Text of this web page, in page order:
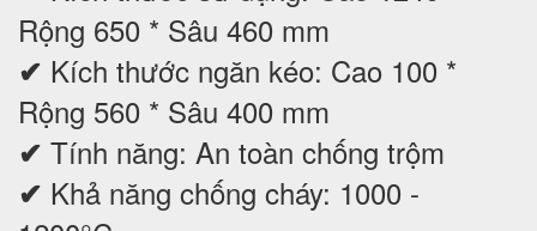
Rộng 650 * Sâu 460 mm
✔ Kích thước ngăn kéo: Cao 100 *
Rộng 560 * Sâu 400 mm
✔ Tính năng: An toàn chống trộm
✔ Khả năng chống cháy: 1000 -